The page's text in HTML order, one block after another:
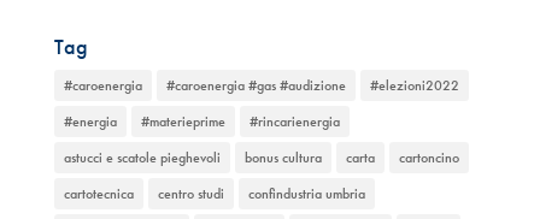
Tag
#caroenergia #caroenergia #gas #audizione
#elezioni2022
#energia
#materieprime
#rincarienergia
astucci e scatole pieghevoli
bonus cultura carta
cartoncino
cartotecnica
centro studi
confindustria umbria